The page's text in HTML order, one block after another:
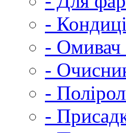
-
- Омивач
-
-
-